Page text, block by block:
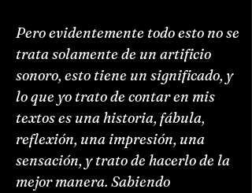
Pero evidentemente todo esto no se
trata solamente de un artificio
sonoro, esto tiene un significado, y
lo que yo trato de contar en mis
textos es una historia, fábula,
reflexión, una impresión, una
sensación, y trato de hacerlo de la
mejor manera. Sabiendo